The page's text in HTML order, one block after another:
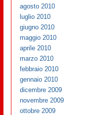
agosto 2010
luglio 2010
giugno 2010
maggio 2010
aprile 2010
marzo 2010
febbraio 2010
gennaio 2010
dicembre 2009
novembre 2009
ottobre 2009